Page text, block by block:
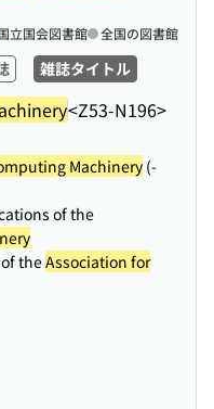
雑誌タイトル
<Z53-N196>
立国会図書館 全国の図書館
Machinery (-
of the
theAssociation for